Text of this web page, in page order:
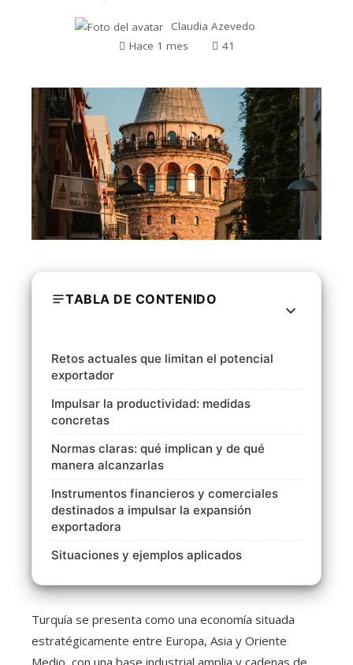
Claudia Azevedo
Hace 1 mes
41
TABLA DE CONTENIDO
Retos actuales que limitan el potencial
exportador
Impulsar la productividad: medidas
concretas
Normas claras: qué implican y de qué
manera alcanzarlas
Instrumentos financieros y comerciales
destinados a impulsar la expansión
exportadora
Situaciones y ejemplos aplicados
Turquía se presenta como una economía situada
estratégicamente entre Europa, Asia y Oriente
Medio, con una base industrial amplia y cadenas de